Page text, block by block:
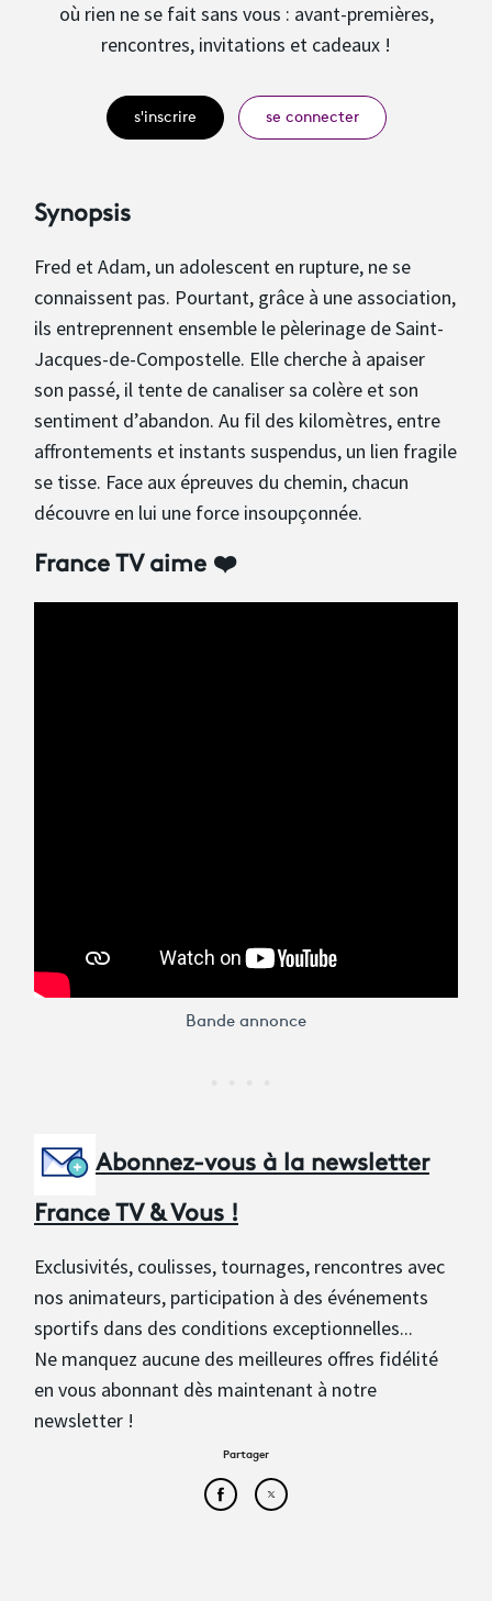
où rien ne se fait sans vous : avant-premières,
rencontres, invitations et cadeaux !
s'inscrire se connecter
Synopsis
Fred et Adam, un adolescent en rupture, ne se
connaissent pas. Pourtant, grâce à une association,
ils entreprennent ensemble le pèlerinage de Saint-
Jacques-de-Compostelle. Elle cherche à apaiser
son passé, il tente de canaliser sa colère et son
sentiment d’abandon. Au fil des kilomètres, entre
affrontements et instants suspendus, un lien fragile
se tisse. Face aux épreuves du chemin, chacun
découvre en lui une force insoupçonnée.
France TV aime ❤️
Bande annonce
Abonnez-vous à la newsletter
France TV & Vous !
Exclusivités, coulisses, tournages, rencontres avec
nos animateurs, participation à des événements
sportifs dans des conditions exceptionnelles...
Ne manquez aucune des meilleures offres fidélité
en vous abonnant dès maintenant à notre
newsletter !
Partager
Partager cet article sur
Partager cet article sur